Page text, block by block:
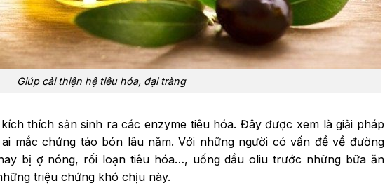
Giúp cải thiện hệ tiêu hóa, đại tràng
thích sản sinh ra các enzyme tiêu hóa. Đây được xem là giải pháp
mắc chứng táo bón lâu năm. Với những người có vấn đề về đường
bị ợ nóng, rối loạn tiêu hóa…, uống dầu oliu trước những bữa ăn
triệu chứng khó chịu này.